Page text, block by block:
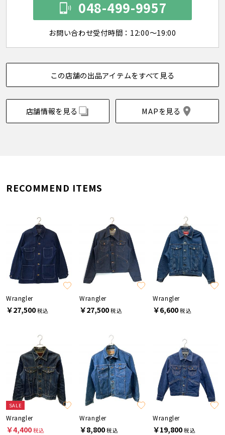
048-499-9957
お問い合わせ受付時間：12:00～19:00
この店舗の出品アイテムをすべて見る
店舗情報を見る MAPを見る
RECOMMEND ITEMS
Wrangler
￥27,500税込
Wrangler
￥27,500税込
Wrangler
￥6,600税込
SALE
Wrangler
￥4,400税込
Wrangler
￥8,800税込
Wrangler
￥19,800税込